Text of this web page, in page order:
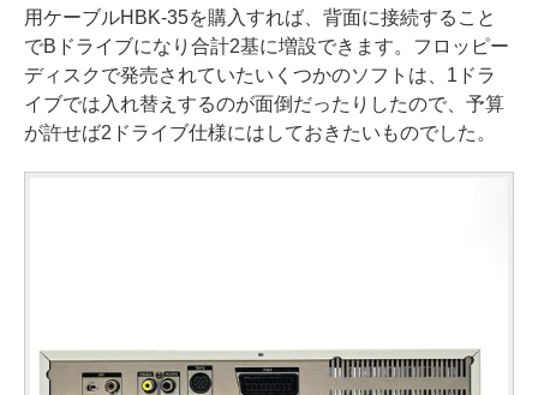
用ケーブルHBK-35を購入すれば、背面に接続すること
でBドライブになり合計2基に増設できます。フロッピー
ディスクで発売されていたいくつかのソフトは、1ドラ
イブでは入れ替えするのが面倒だったりしたので、予算
が許せば2ドライブ仕様にはしておきたいものでした。